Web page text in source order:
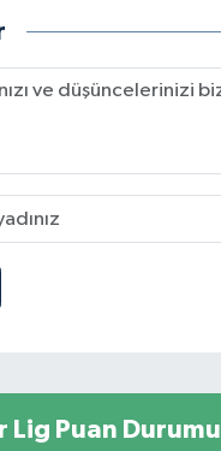
Lig Puan Durumu